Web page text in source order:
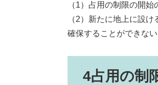
（1）占用の制限の開
（2）新たに地上に設
確保することができな
4占用の制